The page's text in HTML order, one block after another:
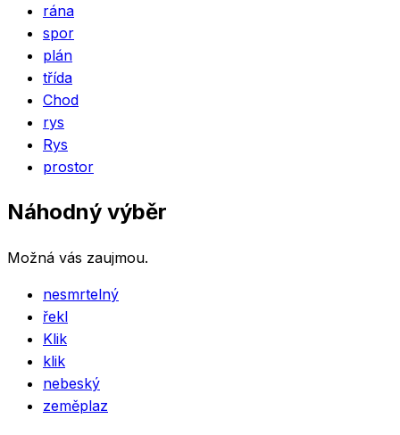
rána
spor
plán
třída
Chod
rys
Rys
prostor
Náhodný výběr
Možná vás zaujmou.
nesmrtelný
řekl
Klik
klik
nebeský
zeměplaz